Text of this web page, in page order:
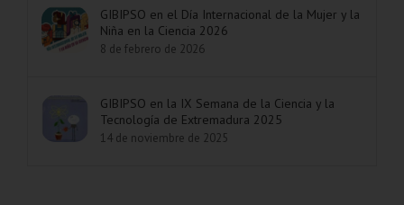
GIBIPSO en el Día Internacional de la Mujer y la
Niña en la Ciencia 2026
8 de febrero de 2026
GIBIPSO en la IX Semana de la Ciencia y la
Tecnología de Extremadura 2025
14 de noviembre de 2025